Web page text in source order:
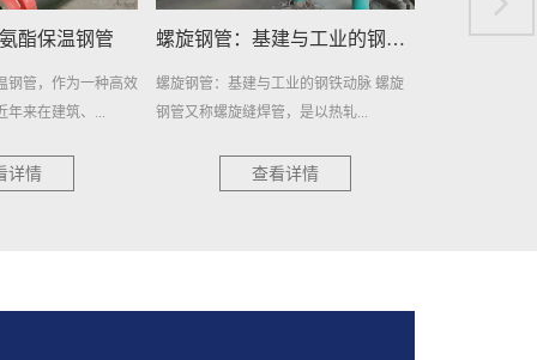
螺旋钢管：基建与工业的钢铁动脉
业的钢铁动脉 螺旋
是以热轧...
详情
埋地排污水用防腐螺旋钢管
埋地排污水用防腐螺旋钢管：环保新选
择，耐用更可靠 在当今社...
查看详情
埋地给